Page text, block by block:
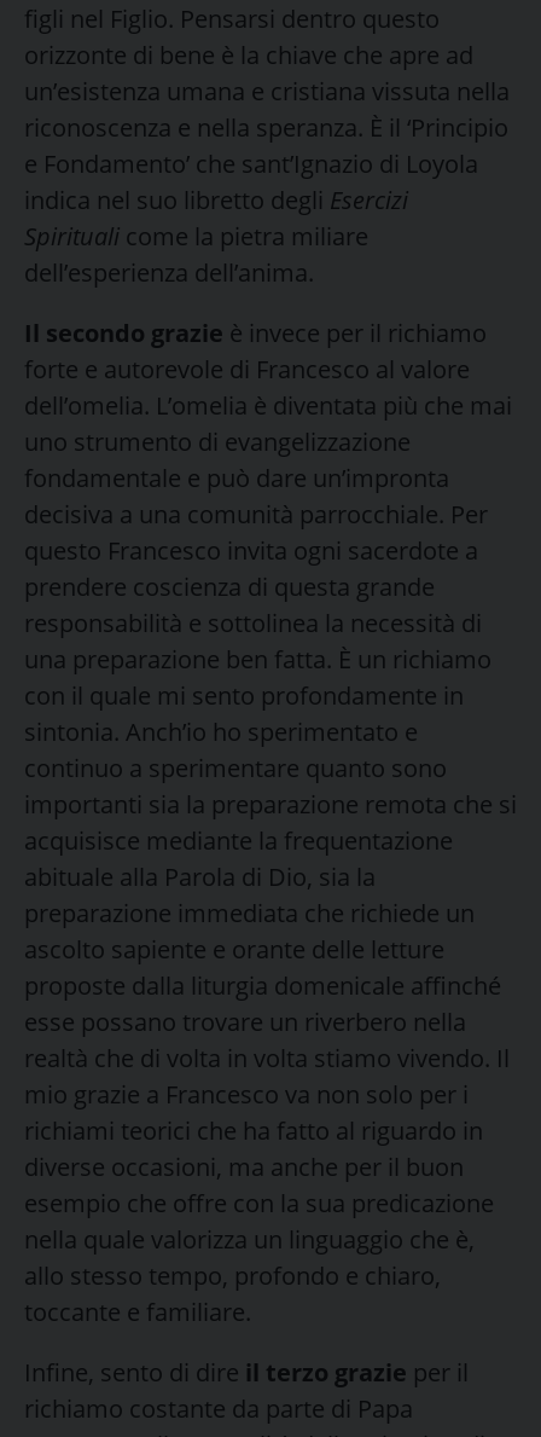
figli nel Figlio. Pensarsi dentro questo
orizzonte di bene è la chiave che apre ad
un’esistenza umana e cristiana vissuta nella
riconoscenza e nella speranza. È il ‘Principio
e Fondamento’ che sant’Ignazio di Loyola
indica nel suo libretto degli Esercizi
Spirituali come la pietra miliare
dell’esperienza dell’anima.
Il secondo grazie è invece per il richiamo
forte e autorevole di Francesco al valore
dell’omelia. L’omelia è diventata più che mai
uno strumento di evangelizzazione
fondamentale e può dare un’impronta
decisiva a una comunità parrocchiale. Per
questo Francesco invita ogni sacerdote a
prendere coscienza di questa grande
responsabilità e sottolinea la necessità di
una preparazione ben fatta. È un richiamo
con il quale mi sento profondamente in
sintonia. Anch’io ho sperimentato e
continuo a sperimentare quanto sono
importanti sia la preparazione remota che si
acquisisce mediante la frequentazione
abituale alla Parola di Dio, sia la
preparazione immediata che richiede un
ascolto sapiente e orante delle letture
proposte dalla liturgia domenicale affinché
esse possano trovare un riverbero nella
realtà che di volta in volta stiamo vivendo. Il
mio grazie a Francesco va non solo per i
richiami teorici che ha fatto al riguardo in
diverse occasioni, ma anche per il buon
esempio che offre con la sua predicazione
nella quale valorizza un linguaggio che è,
allo stesso tempo, profondo e chiaro,
toccante e familiare.
Infine, sento di dire il terzo grazie per il
richiamo costante da parte di Papa